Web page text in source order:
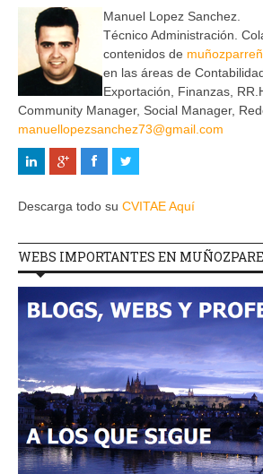
Manuel Lopez Sanchez.
Técnico Administración.
contenidos de
en las áreas de
Exportación, Finanzas,
Community Manager, Social Manager,
manuellopezsanchez73@gmail.com
Descarga todo su CVITAE Aquí
WEBS IMPORTANTES EN